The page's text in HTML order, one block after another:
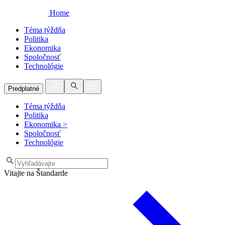
Home
Téma týždňa
Politika
Ekonomika
Spoločnosť
Technológie
Predplatné
Téma týždňa
Politika
Ekonomika >
Spoločnosť
Technológie
Vitajte na Štandarde